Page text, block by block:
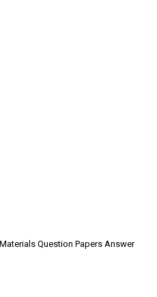
Question Papers Answer